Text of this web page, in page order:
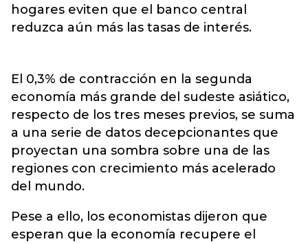
hogares eviten que el banco central
reduzca aún más las tasas de interés.
El 0,3% de contracción en la segunda
economía más grande del sudeste asiático,
respecto de los tres meses previos, se suma
a una serie de datos decepcionantes que
proyectan una sombra sobre una de las
regiones con crecimiento más acelerado
del mundo.
Pese a ello, los economistas dijeron que
esperan que la economía recupere el